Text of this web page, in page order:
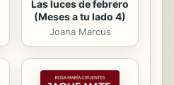
Las luces de febrero
(Meses a tu lado 4)
Joana Marcus